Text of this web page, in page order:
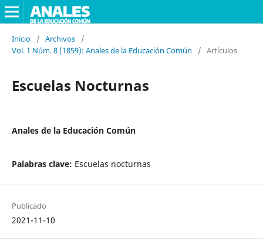
Inicio / Archivos
/
Vol. 1 Núm. 8 (1859): Anales de la Educación Común
/ Artículos
Escuelas Nocturnas
Anales de la Educación Común
Palabras clave: Escuelas nocturnas
Publicado
2021-11-10